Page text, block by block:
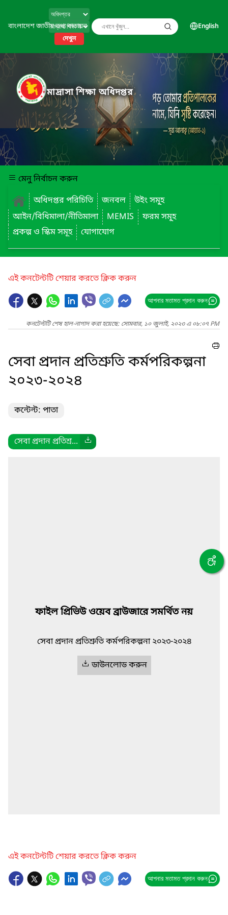
বাংলাদেশ জাতীয় তথ্য বাতায়ন
দেখুন
English
মাদ্রাসা শিক্ষা অধিদপ্তর
মেনু নির্বাচন করুন
অধিদপ্তর পরিচিতি
জনবল
উইং সমূ্হ
আইন/বিধিমালা/নীতিমালা
MEMIS
ফরম সমূ্হ
প্রকল্প ও স্কিম সমূহ
যোগাযোগ
এই কনটেন্টটি শেয়ার করতে ক্লিক করুন
আপনার মতামত প্রদান করুন
কনটেন্টটি শেষ হাল-নাগাদ করা হয়েছে: সোমবার, ১০ জুলাই, ২০২৩ এ ০৮:০৭ PM
সেবা প্রদান প্রতিশ্রুতি কর্মপরিকল্পনা
২০২৩-২০২৪
কন্টেন্ট: পাতা
সেবা প্রদান প্রতিশ্র...
ফাইল প্রিভিউ ওয়েব ব্রাউজারে সমর্থিত নয়
সেবা প্রদান প্রতিশ্রুতি কর্মপরিকল্পনা ২০২৩-২০২৪
ডাউনলোড করুন
এই কনটেন্টটি শেয়ার করতে ক্লিক করুন
আপনার মতামত প্রদান করুন